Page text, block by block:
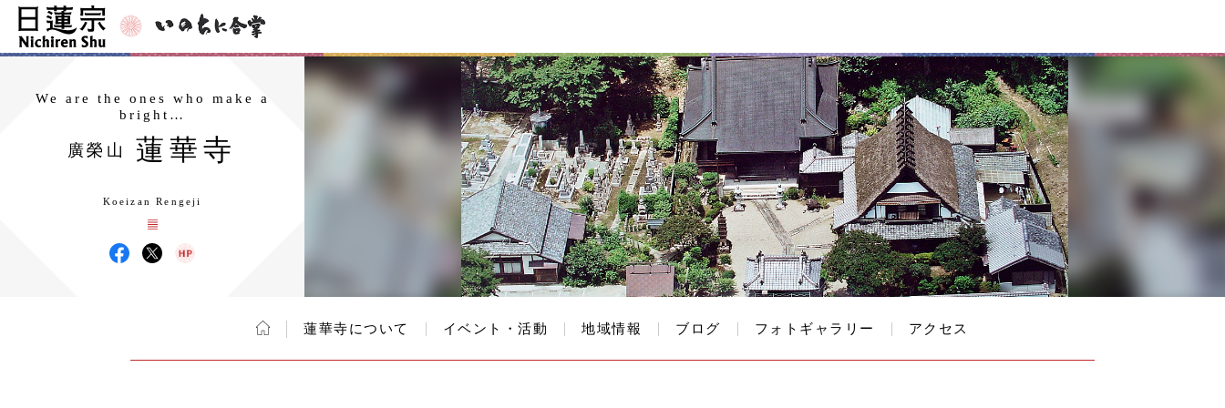
We are the ones who make a
bright…
廣榮山 蓮華寺
Koeizan Rengeji
蓮華寺について イベント・活動 地域情報 ブログ フォトギャラリー アクセス